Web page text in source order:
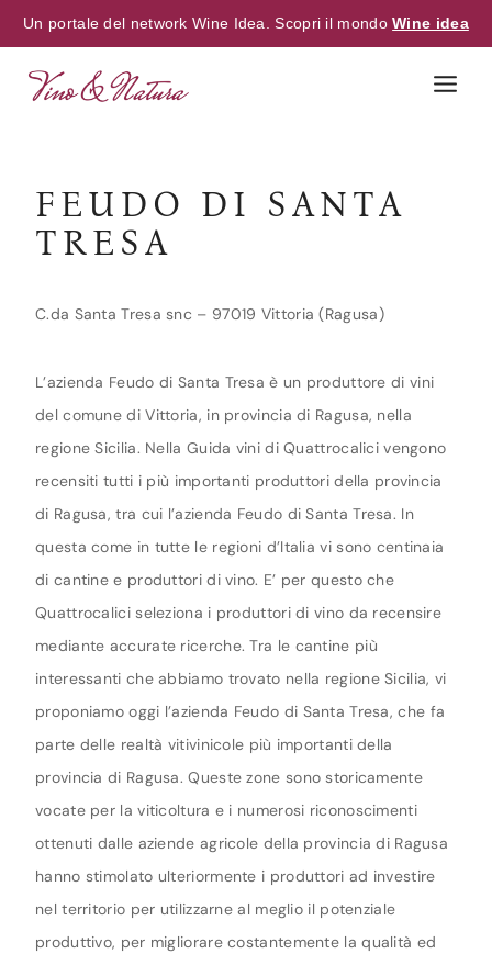
Un portale del network Wine Idea. Scopri il mondoWine idea
FEUDO DI SANTA
TRESA
C.da Santa Tresa snc – 97019 Vittoria (Ragusa)
L’azienda Feudo di Santa Tresa è un produttore di vini
del comune di Vittoria, in provincia di Ragusa, nella
regione Sicilia. Nella Guida vini di Quattrocalici vengono
recensiti tutti i più importanti produttori della provincia
di Ragusa, tra cui l’azienda Feudo di Santa Tresa. In
questa come in tutte le regioni d’Italia vi sono centinaia
di cantine e produttori di vino. E’ per questo che
Quattrocalici seleziona i produttori di vino da recensire
mediante accurate ricerche. Tra le cantine più
interessanti che abbiamo trovato nella regione Sicilia, vi
proponiamo oggi l’azienda Feudo di Santa Tresa, che fa
parte delle realtà vitivinicole più importanti della
provincia di Ragusa. Queste zone sono storicamente
vocate per la viticoltura e i numerosi riconoscimenti
ottenuti dalle aziende agricole della provincia di Ragusa
hanno stimolato ulteriormente i produttori ad investire
nel territorio per utilizzarne al meglio il potenziale
produttivo, per migliorare costantemente la qualità ed